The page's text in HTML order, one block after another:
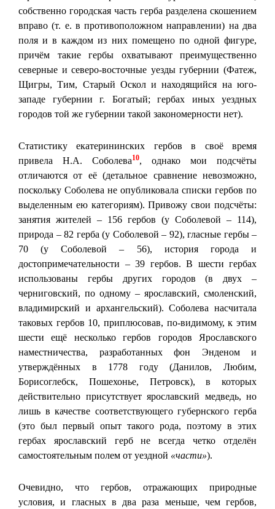
собственно городская часть герба разделена скошением
вправо (т. е. в противоположном направлении) на два
поля и в каждом из них помещено по одной фигуре,
причём такие гербы охватывают преимущественно
северные и северо-восточные уезды губернии (Фатеж,
Щигры, Тим, Старый Оскол и находящийся на юго-
западе губернии г. Богатый; гербах иных уездных
городов той же губернии такой закономерности нет).
Статистику екатерининских гербов в своё время
привела Н.А. Соболева10, однако мои подсчёты
отличаются от её (детальное сравнение невозможно,
поскольку Соболева не опубликовала списки гербов по
выделенным ею категориям). Привожу свои подсчёты:
занятия жителей – 156 гербов (у Соболевой – 114),
природа – 82 герба (у Соболевой – 92), гласные гербы –
70 (у Соболевой – 56), история города и
достопримечательности – 39 гербов. В шести гербах
использованы гербы других городов (в двух –
черниговский, по одному – ярославский, смоленский,
владимирский и архангельский). Соболева насчитала
таковых гербов 10, приплюсовав, по-видимому, к этим
шести ещё несколько гербов городов Ярославского
наместничества, разработанных фон Энденом и
утверждённых в 1778 году (Данилов, Любим,
Борисоглебск, Пошехонье, Петровск), в которых
действительно присутствует ярославский медведь, но
лишь в качестве соответствующего губернского герба
(это был первый опыт такого рода, поэтому в этих
гербах ярославский герб не всегда четко отделён
самостоятельным полем от уездной «части»).
Очевидно, что гербов, отражающих природные
условия, и гласных в два раза меньше, чем гербов,